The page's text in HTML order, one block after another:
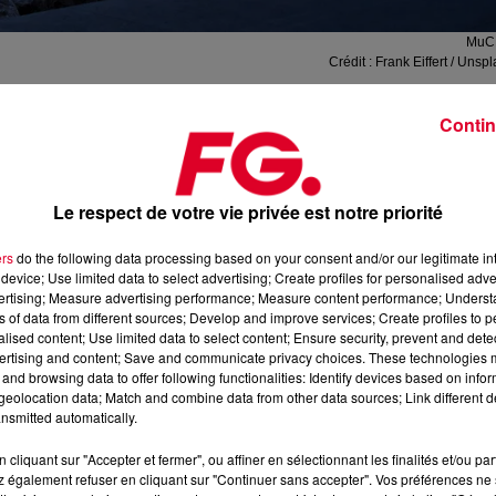
Crédit : Frank Eiffert /
à Marseille, il y a quelques jours, on a
Peut-être n’avez-vous donc pas vu que lePrésident de la
l’un des poumons culturels de la France(ce
en fêtes et festivals)et une capitale du cinéma .En effet,
:
Méditerranéepour les tournages et d’une formation aux
Le respect de votre vie privée est notre priorité
do the following data processing based on your consent and/or our legitimate
Use limited data to select advertising; Create profiles for personalised
Measure advertising performance; Measure content performance;
of data from different sources; Develop and improve services; Create profiles to
content; Use limited data to select content; Ensure security, prevent and
and content; Save and communicate privacy choices. These technologies
browsing data to offer following functionalities: Identify devices based on
data; Match and combine data from other data sources; Link different
automatically.
cliquant sur "Accepter et fermer", ou affiner en sélectionnant les finalités et/ou
également refuser en cliquant sur "Continuer sans accepter". Vos préférences